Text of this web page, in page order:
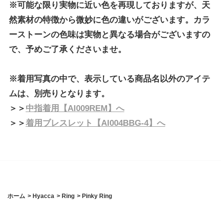
※可能な限り実物に近い色を再現しておりますが、天
然素材の特徴から微妙に色の違いがございます。カラ
ーストーンの色味は実物と異なる場合がございますの
で、予めご了承くださいませ。
※着用写真の中で、表示している商品名以外のアイテ
ムは、別売りとなります。
＞＞ 中指着用【AI009REM】へ
＞＞着用ブレスレット【AI004BBG-4】へ
ホーム > Hyacca > Ring > Pinky Ring